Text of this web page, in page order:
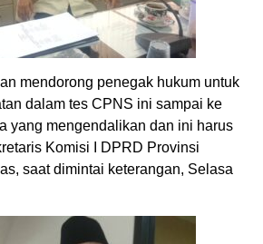
mendorong penegak hukum untuk
dalam tes CPNS ini sampai ke
yang mengendalikan dan ini harus
Komisi I DPRD Provinsi
saat dimintai keterangan, Selasa